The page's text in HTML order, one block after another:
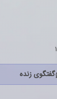
گفتگوی زنده